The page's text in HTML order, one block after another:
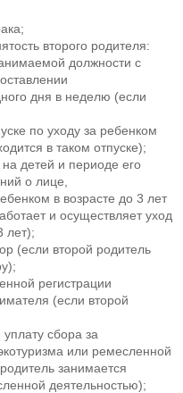
второго родителя:
должности с
дня в неделю (если
по уходу за ребенком
в таком отпуске);
детей и периоде его
о лице,
в возрасте до 3 лет
и осуществляет уход
лет);
(если второй родитель
регистрации
(если второй
сбора за
или ремесленной
занимается
деятельностью);